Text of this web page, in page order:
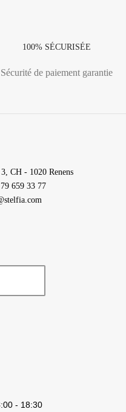
100% SÉCURISÉE
Sécurité de paiement garantie
CH - 1020 Renens
659 33 77
- 18:30